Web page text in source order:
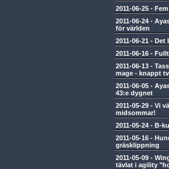
2011-06-25 -
2011-06-24 -
för världen
2011-06-21 - Det
2011-06-16 -
2011-06-13 -
mage - knappt
2011-06-05 -
43:e dygnet
2011-05-29 - Vi
midsommar!
2011-05-24 - B-
2011-05-16 -
gräsklippning
2011-05-09 -
tävlat i agility